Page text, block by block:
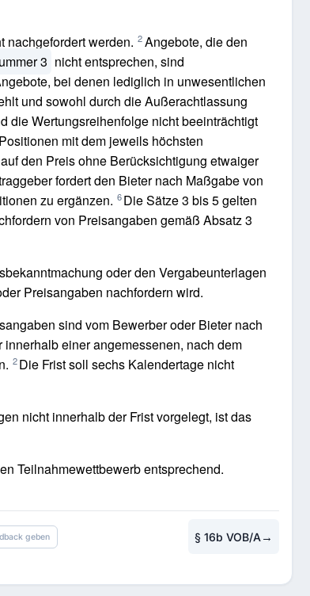
nachgefordert werden. 2Angebote, die den
3 nicht entsprechen, sind
bei denen lediglich in unwesentlichen
und sowohl durch die Außerachtlassung
die Wertungsreihenfolge nicht beeinträchtigt
mit dem jeweils höchsten
den Preis ohne Berücksichtigung etwaiger
fordert den Bieter nach Maßgabe von
zu ergänzen. 6 Die Sätze 3 bis 5 gelten
von Preisangaben gemäß Absatz 3
oder den Vergabeunterlagen
Preisangaben nachfordern wird.
sind vom Bewerber oder Bieter nach
einer angemessenen, nach dem
2 Die Frist soll sechs Kalendertage nicht
nicht innerhalb der Frist vorgelegt, ist das
Teilnahmewettbewerb entsprechend.
geben § 16b VOB/A →